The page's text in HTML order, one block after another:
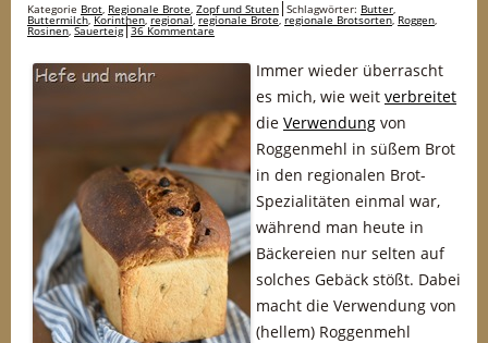
Kategorie Brot, Regionale Brote, Zopf und Stuten Schlagwörter: Butter,
Buttermilch,Korinthen,regional,regionale Brote,regionale Brotsorten, Roggen,
Rosinen,Sauerteig 36 Kommentare
Immer wieder überrascht
es mich, wie weit verbreitet
die Verwendung von
Roggenmehl in süßem Brot
in den regionalen Brot-
Spezialitäten einmal war,
während man heute in
Bäckereien nur selten auf
solches Gebäck stößt. Dabei
macht die Verwendung von
(hellem) Roggenmehl